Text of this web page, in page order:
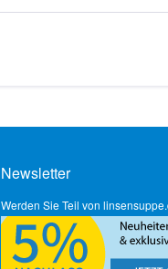
Newsletter
Werden Sie Teil von